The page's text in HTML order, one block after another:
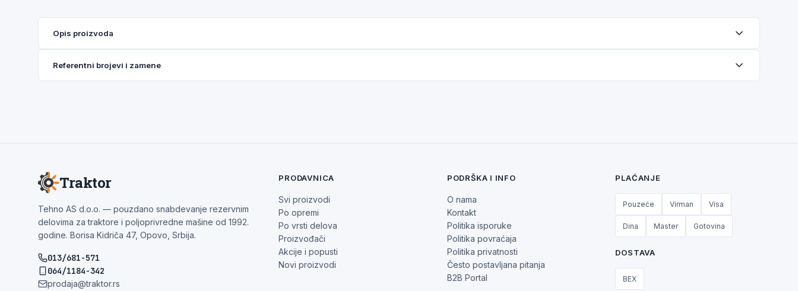
Opis proizvoda
Referentni brojevi i zamene
Traktor
Tehno AS d.o.o. — pouzdano snabdevanje rezervnim
delovima za traktore i poljoprivredne mašine od 1992.
godine. Borisa Kidriča 47, Opovo, Srbija.
013/681-571
064/1184-342
prodaja@traktor.rs
PRODAVNICA
Svi proizvodi
Po opremi
Po vrsti delova
Proizvođači
Akcije i popusti
Novi proizvodi
PODRŠKA I INFO
O nama
Kontakt
Politika isporuke
Politika povraćaja
Politika privatnosti
Često postavljana pitanja
B2B Portal
PLAĆANJE
Pouzeće Virman Visa
Dina Master Gotovina
DOSTAVA
BEX